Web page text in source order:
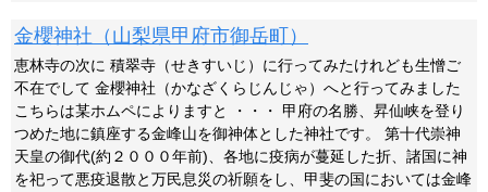
金櫻神社（山梨県甲府市御岳町）
恵林寺の次に 積翠寺（せきすいじ）に行ってみたけれども生憎ご
不在でして 金櫻神社（かなざくらじんじゃ）へと行ってみました
こちらは某ホムペによりますと ・・・ 甲府の名勝、昇仙峡を登り
つめた地に鎮座する金峰山を御神体とした神社です。 第十代崇神
天皇の御代(約２０００年前)、各地に疫病が蔓延した折、諸国に神
を祀って悪疫退散と万民息災の祈願をし、甲斐の国においては金峰